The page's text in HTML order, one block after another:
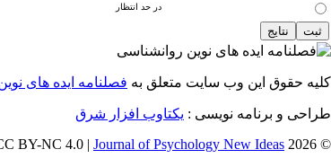
در حد انتظار
کلیه حقوق این وب سایت متعلق به فصلنامه ایده های
طراحی و برنامه نویسی : یکتاوب افزار شرق
© 2026 CC BY-NC 4.0 |
Journal of Psychology New Ideas